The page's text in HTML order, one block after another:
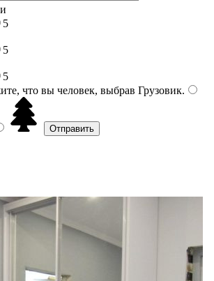
5
5
5
что вы человек, выбрав Грузовик.